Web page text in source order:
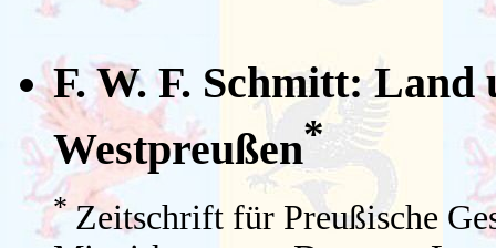
F. W. F. Schmitt: Land
Westpreußen*
*Zeitschrift für Preußische